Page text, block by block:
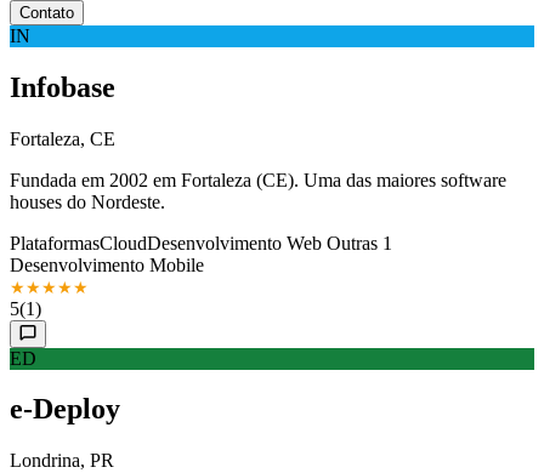
Contato
IN
Infobase
Fortaleza, CE
Fundada em 2002 em Fortaleza (CE). Uma das maiores software
houses do Nordeste.
PlataformasCloudDesenvolvimento Web Outras 1
Desenvolvimento Mobile
★★★★★
5(1)
ED
e-Deploy
Londrina, PR